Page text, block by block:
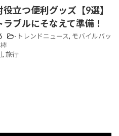
立つ便利グッズ【9選】
ブルにそなえて準備！
- トレンドニュース, モバイルバッ
, 旅行